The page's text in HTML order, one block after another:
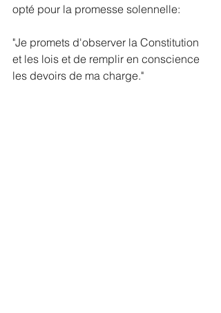
opté pour la promesse solennelle:
"Je promets d'observer la Constitution
et les lois et de remplir en conscience
les devoirs de ma charge."